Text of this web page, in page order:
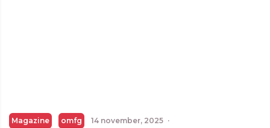
Magazine omfg 14 november, 2025 ·